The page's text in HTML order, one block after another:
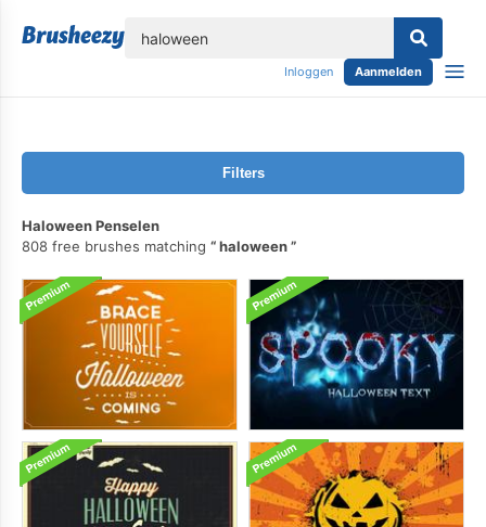
Inloggen Aanmelden
Filters
Haloween Penselen
808 free brushes matching
haloween